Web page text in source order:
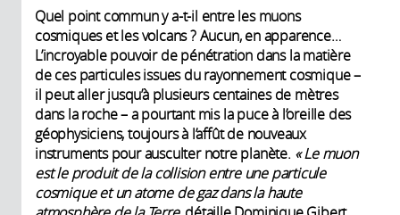
Quel point commun y a-t-il entre les muons
cosmiques et les volcans ? Aucun, en apparence…
L’incroyable pouvoir de pénétration dans la matière
de ces particules issues du rayonnement cosmique –
il peut aller jusqu’à plusieurs centaines de mètres
dans la roche – a pourtant mis la puce à l’oreille des
géophysiciens, toujours à l’affût de nouveaux
instruments pour ausculter notre planète. « Le muon
est le produit de la collision entre une particule
cosmique et un atome de gaz dans la haute